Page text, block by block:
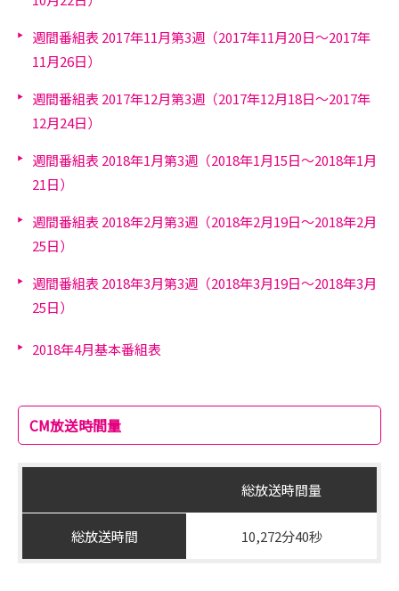
週間番組表 2017年11月第3週（2017年11月20日～2017年
11月26日）
週間番組表 2017年12月第3週（2017年12月18日～2017年
12月24日）
週間番組表 2018年1月第3週（2018年1月15日～2018年1月
21日）
週間番組表 2018年2月第3週（2018年2月19日～2018年2月
25日）
週間番組表 2018年3月第3週（2018年3月19日～2018年3月
25日）
2018年4月基本番組表
CM放送時間量
総放送時間量
総放送時間 10,272分40秒